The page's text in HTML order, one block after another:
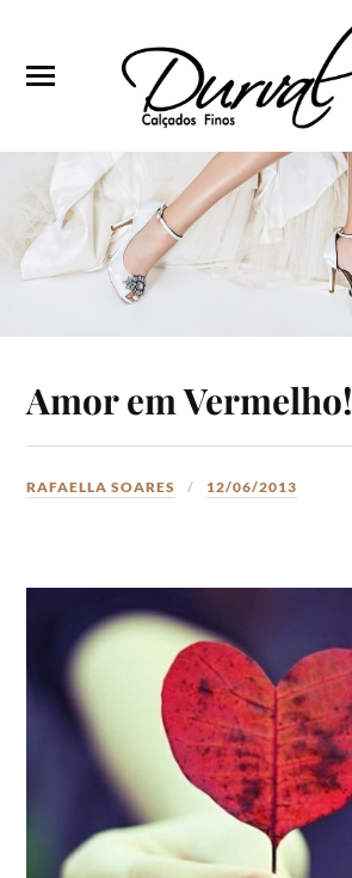
Amor em Vermelho!
RAFAELLA SOARES 12/06/2013